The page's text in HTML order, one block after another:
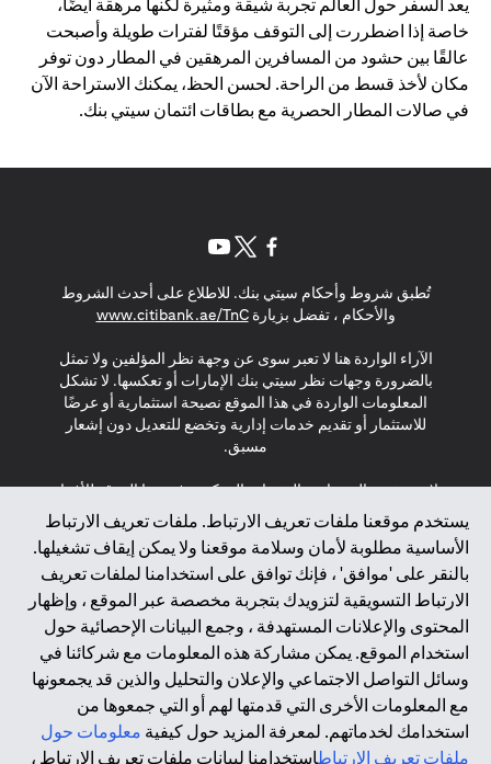
يعد السفر حول العالم تجربة شيقة ومثيرة لكنها مرهقة أيضًا،
خاصة إذا اضطررت إلى التوقف مؤقتًا لفترات طويلة وأصبحت
عالقًا بين حشود من المسافرين المرهقين في المطار دون توفر
مكان لأخذ قسط من الراحة. لحسن الحظ، يمكنك الاستراحة الآن
في صالات المطار الحصرية مع بطاقات ائتمان سيتي بنك.
يستخدم موقعنا ملفات تعريف الارتباط. ملفات تعريف الارتباط
الأساسية مطلوبة لأمان وسلامة موقعنا ولا يمكن إيقاف تشغيلها.
بالنقر على 'موافق' ، فإنك توافق على استخدامنا لملفات تعريف
الارتباط التسويقية لتزويدك بتجربة مخصصة عبر الموقع ، وإظهار
المحتوى والإعلانات المستهدفة ، وجمع البيانات الإحصائية حول
استخدام الموقع. يمكن مشاركة هذه المعلومات مع شركائنا في
وسائل التواصل الاجتماعي والإعلان والتحليل والذين قد يجمعونها
مع المعلومات الأخرى التي قدمتها لهم أو التي جمعوها من
استخدامك لخدماتهم. لمعرفة المزيد حول كيفية معلومات حول
ملفات تعريف الارتباطاستخدامنا لبيانات ملفات تعريف الارتباط ،
تُطبق شروط وأحكام سيتي بنك. للاطلاع على أحدث الشروط
والأحكام ، تفضل بزيارةwww.citibank.ae/TnC
in a new tab
الآراء الواردة هنا لا تعبر سوى عن وجهة نظر المؤلفين ولا تمثل
بالضرورة وجهات نظر سيتي بنك الإمارات أو تعكسها. لا تشكل
المعلومات الواردة في هذا الموقع نصيحة استثمارية أو عرضًا
للاستثمار أو تقديم خدمات إدارية وتخضع للتعديل دون إشعار
مسبق.
لا يتم تقديم المنتجات والخدمات المذكورة في هذا الموقع للأفراد
المقيمين في الاتحاد الأوروبي أو المنطقة الاقتصادية الأوروبية أو
سويسرا أو غيرنسي أو جيرسي أو موناكو أو سان مارينو أو
الفاتيكان أو جزيرة مان أو المملكة المتحدة أو خصوصية البيانات
(لائحة حماية البيانات العامة \ قانون حماية البيانات الشخصية
العامة \ قانون خصوصية نيوزيلندا). المحتوى الموجود في هذه
الصفحة ليس ولا ينبغي تفسيره على أنه عرض أو دعوة أو دعوة
لشراء أو بيع أي من المنتجات والخدمات المذكورة هنا لمثل هؤلاء
الأفراد.
*GDPR – اللائحة العامة لحماية البيانات؛ * LGPD – Lei Geral de
Proteção de Dados Pessoais ; *NZPA – قانون الخصوصية
النيوزيلندي